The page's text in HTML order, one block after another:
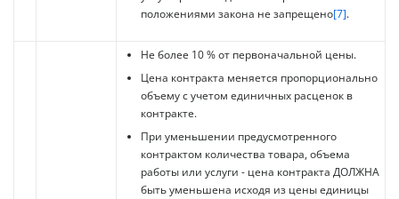
положениями закона не запрещено[7].
Не более 10 % от первоначальной цены.
Цена контракта меняется пропорционально
объему с учетом единичных расценок в
контракте.
При уменьшении предусмотренного
контрактом количества товара, объема
работы или услуги - цена контракта ДОЛЖНА
быть уменьшена исходя из цены единицы